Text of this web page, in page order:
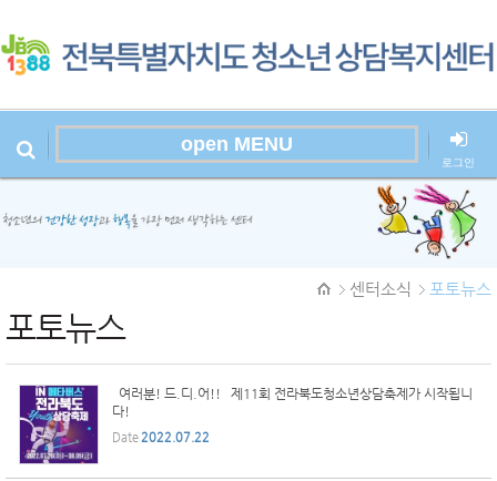
open MENU
로그인
센터소식
포토뉴스
포토뉴스
여러분! 드.디.어!! 제11회 전라북도청소년상담축제가 시작됩니
다!
Date2022.07.22
스케치북5
스케치북5